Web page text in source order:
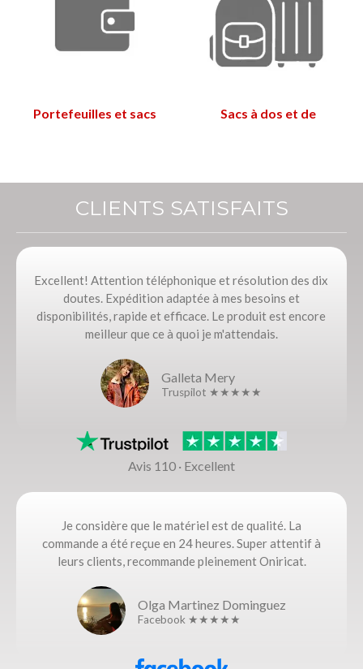
Portefeuilles et sacs
Sacs à dos et de
CLIENTS SATISFAITS
Excellent! Attention téléphonique et résolution des dix
doutes. Expédition adaptée à mes besoins et
disponibilités, rapide et efficace. Le produit est encore
meilleur que ce à quoi je m'attendais.
Galleta Mery
Truspilot ★★★★★
Avis 110 · Excellent
Je considère que le matériel est de qualité. La
commande a été reçue en 24 heures. Super attentif à
leurs clients, recommande pleinement Oniricat.
Olga Martinez Dominguez
Facebook ★★★★★